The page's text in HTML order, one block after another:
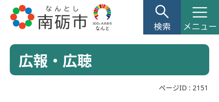
広報・広聴
ページID : 2151